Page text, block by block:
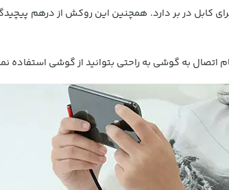
کابل در بر دارد. همچنین این روکش از درهم